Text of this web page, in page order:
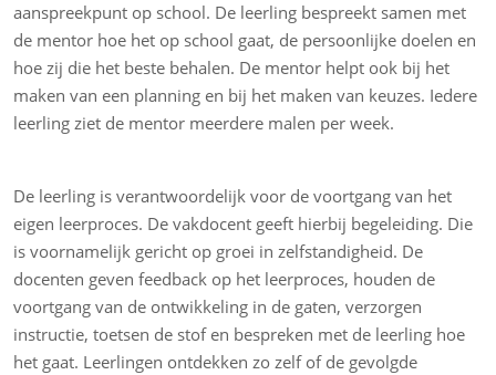
aanspreekpunt op school. De leerling bespreekt samen met
de mentor hoe het op school gaat, de persoonlijke doelen en
hoe zij die het beste behalen. De mentor helpt ook bij het
maken van een planning en bij het maken van keuzes. Iedere
leerling ziet de mentor meerdere malen per week.
De leerling is verantwoordelijk voor de voortgang van het
eigen leerproces. De vakdocent geeft hierbij begeleiding. Die
is voornamelijk gericht op groei in zelfstandigheid. De
docenten geven feedback op het leerproces, houden de
voortgang van de ontwikkeling in de gaten, verzorgen
instructie, toetsen de stof en bespreken met de leerling hoe
het gaat. Leerlingen ontdekken zo zelf of de gevolgde